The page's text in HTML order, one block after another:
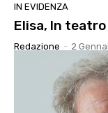
IN EVIDENZA
Elisa, In
Redazione - 2